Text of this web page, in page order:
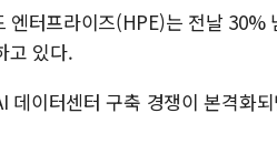
터프라이즈(HPE)는 전날 30%
고 있다.
데이터센터 구축 경쟁이 본격화